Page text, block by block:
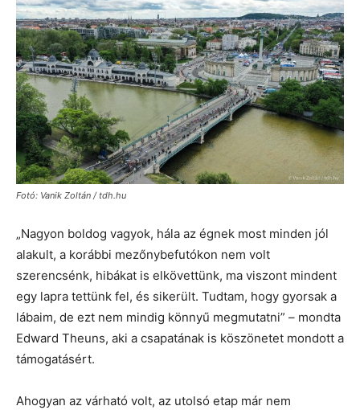
Fotó: Vanik Zoltán / tdh.hu
„Nagyon boldog vagyok, hála az égnek most minden jól
alakult, a korábbi mezőnybefutókon nem volt
szerencsénk, hibákat is elkövettünk, ma viszont mindent
egy lapra tettünk fel, és sikerült. Tudtam, hogy gyorsak a
lábaim, de ezt nem mindig könnyű megmutatni” – mondta
Edward Theuns, aki a csapatának is köszönetet mondott a
támogatásért.
Ahogyan az várható volt, az utolsó etap már nem